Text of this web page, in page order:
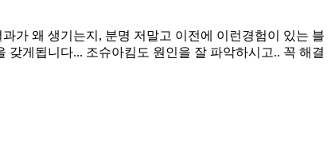
가 왜 생기는지, 분명 저말고 이전에 이런경험이 있는 블
게됩니다... 조슈아킴도 원인을 잘 파악하시고.. 꼭 해결